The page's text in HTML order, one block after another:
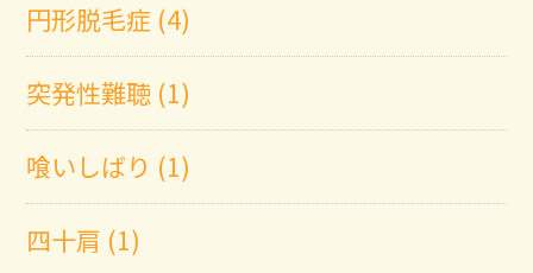
円形脱毛症 (4)
突発性難聴 (1)
喰いしばり (1)
四十肩 (1)